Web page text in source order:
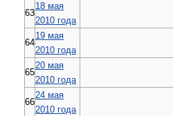
63
18 мая
2010 года
64
19 мая
2010 года
65
20 мая
2010 года
66
24 мая
2010 года